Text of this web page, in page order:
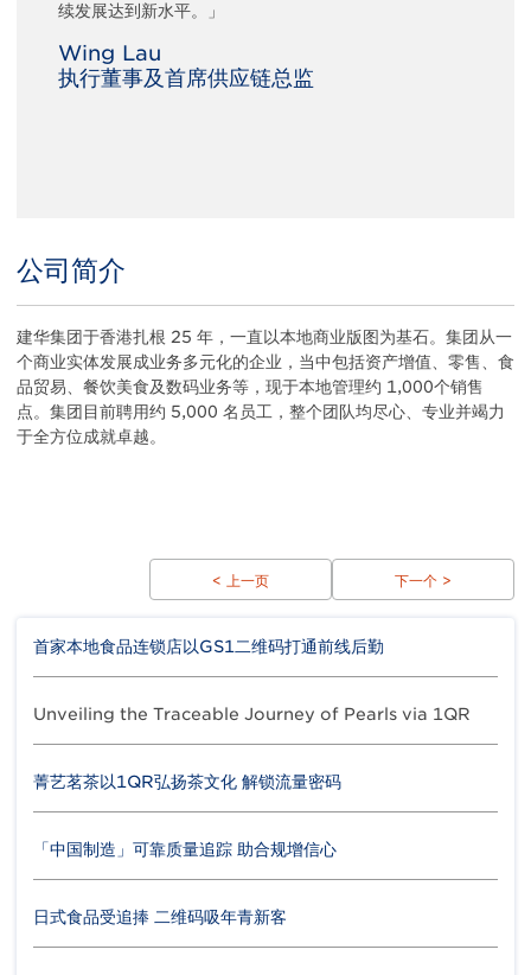
续发展达到新水平。」
Wing Lau
执行董事及首席供应链总监
Title
公司简介
Body
建华集团于香港扎根 25 年，一直以本地商业版图为基石。集团从一
个商业实体发展成业务多元化的企业，当中包括资产增值、零售、食
品贸易、餐饮美食及数码业务等，现于本地管理约 1,000个销售
点。集团目前聘用约 5,000 名员工，整个团队均尽心、专业并竭力
于全方位成就卓越。
< 上一页 下一个 >
首家本地食品连锁店以GS1二维码打通前线后勤
Unveiling the Traceable Journey of Pearls via 1QR
菁艺茗茶以1QR弘扬茶文化 解锁流量密码
「中国制造」可靠质量追踪 助合规增信心
日式食品受追捧 二维码吸年青新客